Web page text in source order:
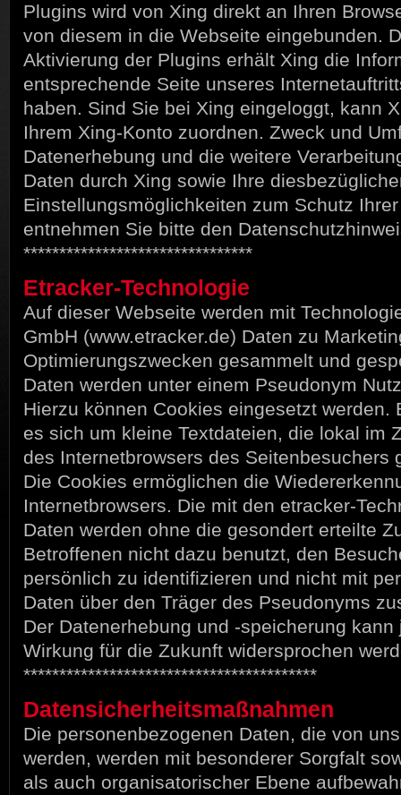
Plugins wird von Xing direkt an Ihren
von diesem in die Webseite eingebunden.
Aktivierung der Plugins erhält Xing die
entsprechende Seite unseres
haben. Sind Sie bei Xing eingeloggt, kann
Ihrem Xing-Konto zuordnen. Zweck und
Datenerhebung und die weitere
Daten durch Xing sowie Ihre
Einstellungsmöglichkeiten zum Schutz
entnehmen Sie bitte den
********************************
Etracker-Technologie
Auf dieser Webseite werden mit
GmbH (www.etracker.de) Daten zu
Optimierungszwecken gesammelt und
Daten werden unter einem Pseudonym
Hierzu können Cookies eingesetzt werden.
es sich um kleine Textdateien, die lokal im
des Internetbrowsers des Seitenbesuchers
Die Cookies ermöglichen die
Internetbrowsers. Die mit den etracker-
Daten werden ohne die gesondert erteilte
Betroffenen nicht dazu benutzt, den
persönlich zu identifizieren und nicht mit
Daten über den Träger des Pseudonyms
Der Datenerhebung und -speicherung kann
Wirkung für die Zukunft widersprochen
*****************************************
Datensicherheitsmaßnahmen
Die personenbezogenen Daten, die von
werden, werden mit besonderer Sorgfalt
als auch organisatorischer Ebene